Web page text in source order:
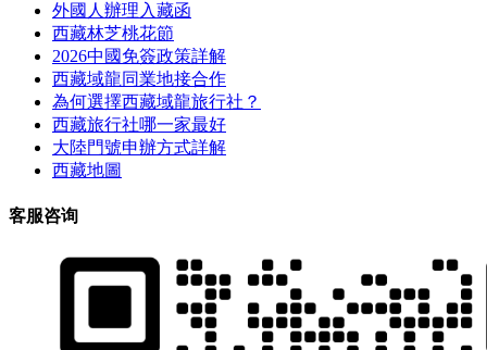
外國人辦理入藏函
西藏林芝桃花節
2026中國免簽政策詳解
西藏域龍同業地接合作
為何選擇西藏域龍旅行社？
西藏旅行社哪一家最好
大陸門號申辦方式詳解
西藏地圖
客服咨询